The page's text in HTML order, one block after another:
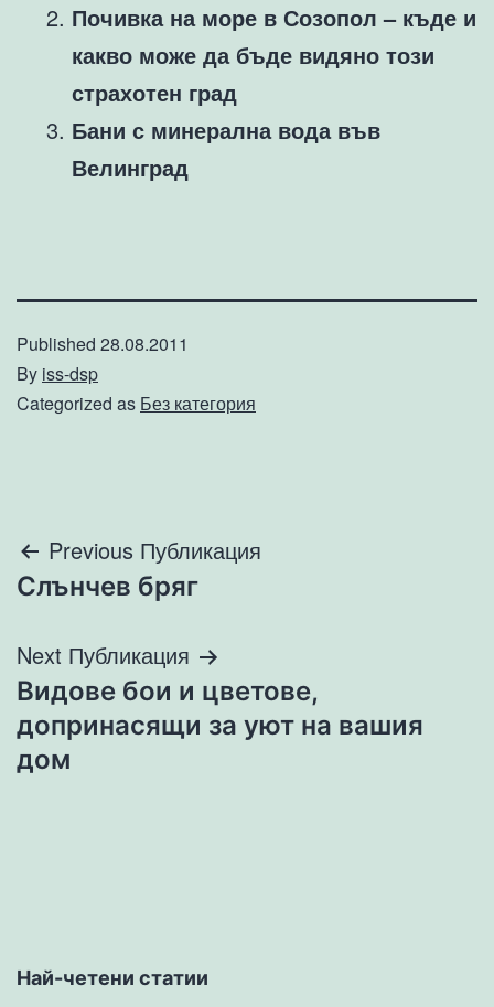
Почивка на море в Созопол – къде и
какво може да бъде видяно този
страхотен град
Бани с минерална вода във
Велинград
Published 28.08.2011
By iss-dsp
Categorized as Без категория
Навигация
Previous Публикация
Слънчев бряг
Next Публикация
Видове бои и цветове,
допринасящи за уют на вашия
дом
Най-четени статии